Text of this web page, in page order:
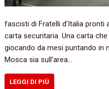
fascisti di Fratelli d’Italia
carta securitaria. Una carta
giocando da mesi puntando in
Mosca sia sull’area…
LEGGI DI PIÙ